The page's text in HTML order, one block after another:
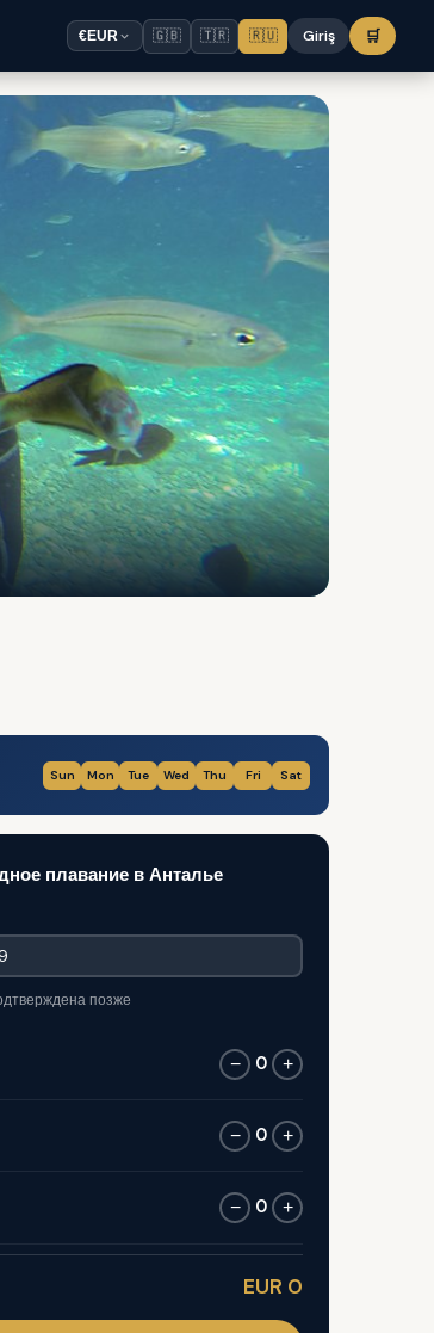
€EUR 🇬🇧 🇹🇷 🇷🇺 Giriş 🛒
Sun Mon Tue Wed Thu Fri Sat
плавание в Анталье
позже
− 0 +
− 0 +
− 0 +
EUR 0